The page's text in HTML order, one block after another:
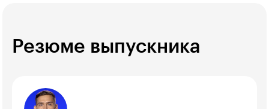
Резюме выпускника